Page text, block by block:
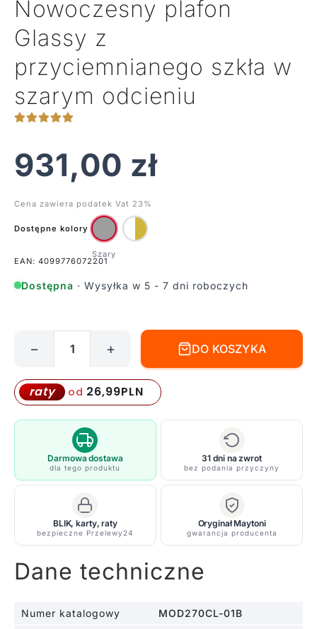
Nowoczesny plafon
Glassy z
przyciemnianego szkła w
szarym odcieniu
931,00 zł
Cena zawiera podatek Vat 23%
Dostępne kolory
EAN: 4099776072201
Dostępna · Wysyłka w 5 - 7 dni roboczych
plafon
Glassy
z
przyciemnianego
w
szarym
− + DO KOSZYKA
raty od 26,99PLN
Darmowa dostawa
dla tego produktu
31 dni na zwrot
bez podania przyczyny
BLIK, karty, raty
bezpieczne Przelewy24
Oryginał Maytoni
gwarancja producenta
Dane techniczne
Numer katalogowy
MOD270CL-01B